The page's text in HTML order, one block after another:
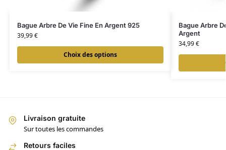
Bague Arbre De Vie Fine En Argent 925
39,99€
Choix des options
Bague Arbre
Argent
34,99€
Livraison gratuite
Sur toutes les commandes
Retours faciles